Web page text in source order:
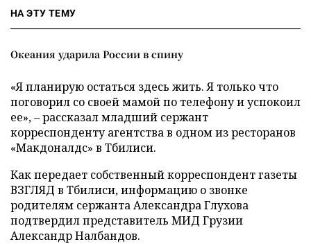
НА ЭТУ ТЕМУ
Океания ударила России в спину
«Я планирую остаться здесь жить. Я только что
поговорил со своей мамой по телефону и успокоил
ее», – рассказал младший сержант
корреспонденту агентства в одном из ресторанов
«Макдоналдс» в Тбилиси.
Как передает собственный корреспондент газеты
ВЗГЛЯД в Тбилиси, информацию о звонке
родителям сержанта Александра Глухова
подтвердил представитель МИД Грузии
Александр Налбандов.